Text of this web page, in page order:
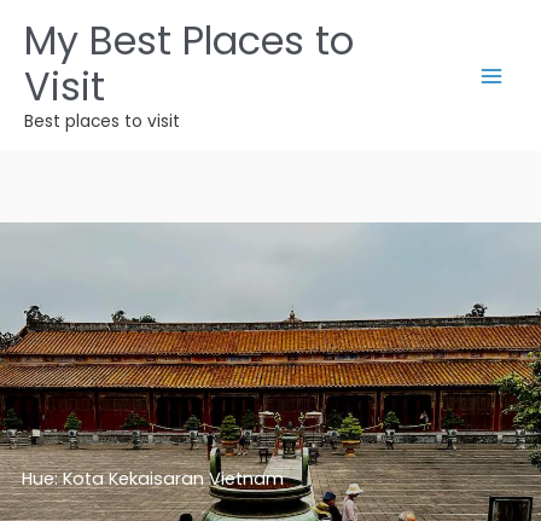
konten
My Best Places to
Visit
Best places to visit
Hue: Kota Kekaisaran Vietnam